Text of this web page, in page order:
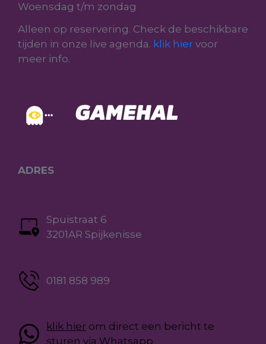
Woensdag t/m zondag
Alleen op reservering. Check de beschikbare
tijden in onze live agenda. klik hier voor
meer info.
ADRES
Spuistraat 6
3201AR Spijkenisse
0181 858 989
klik hier om direct een bericht te
sturen via Whatsapp